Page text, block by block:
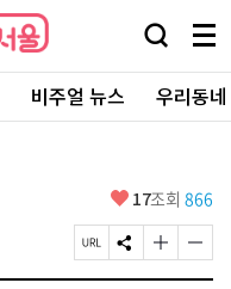
검
창
열
기
메
뉴
전
체
보
비주얼 뉴스 우리동
좋
요
17조회 866
페
이
S
N
글
자
글
자